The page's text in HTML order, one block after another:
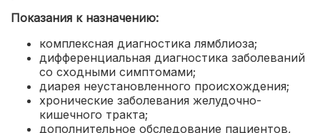
Показания к назначению:
комплексная диагностика лямблиоза;
дифференциальная диагностика заболеваний
со сходными симптомами;
диарея неустановленного происхождения;
хронические заболевания желудочно-
кишечного тракта;
дополнительное обследование пациентов,